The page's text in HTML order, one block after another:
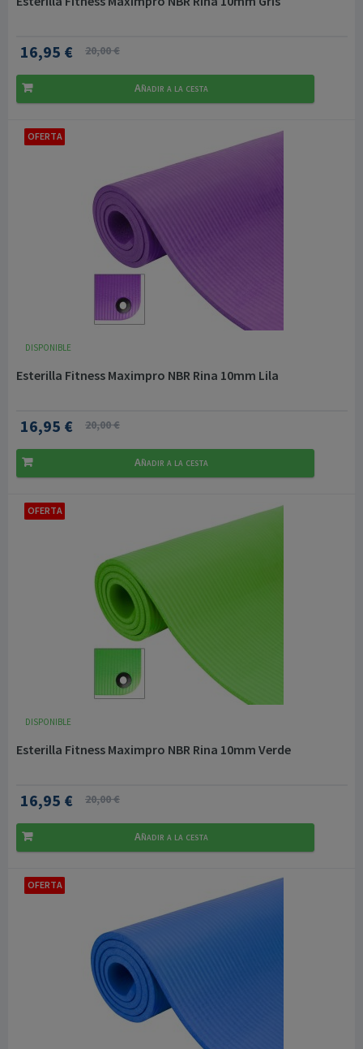
16,95 € 20,00 €
Añadir a la cesta
OFERTA
DISPONIBLE
Esterilla Fitness Maximpro NBR Rina 10mm Lila
16,95 € 20,00 €
Añadir a la cesta
OFERTA
DISPONIBLE
Esterilla Fitness Maximpro NBR Rina 10mm Verde
16,95 € 20,00 €
Añadir a la cesta
OFERTA